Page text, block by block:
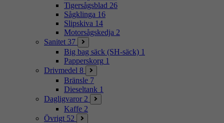
Tigersågsblad 26
Sågklinga 16
Slipskiva 14
Motorsågskedja 2
Sanitet 37
Big bag säck (SH-säck) 1
Papperskorg 1
Drivmedel 8
Bränsle 7
Dieseltank 1
Dagligvaror 2
Kaffe 2
Övrigt 52